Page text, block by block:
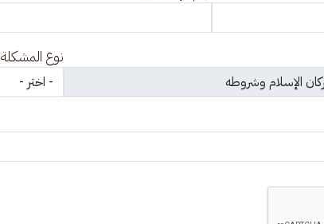
نوع المشكلة